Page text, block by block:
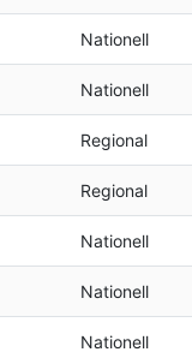
Nationell
Nationell
Regional
Regional
Nationell
Nationell
Nationell